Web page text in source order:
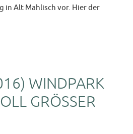
in Alt Mahlisch vor. Hier der
WINDPARK
GRÖSSER W